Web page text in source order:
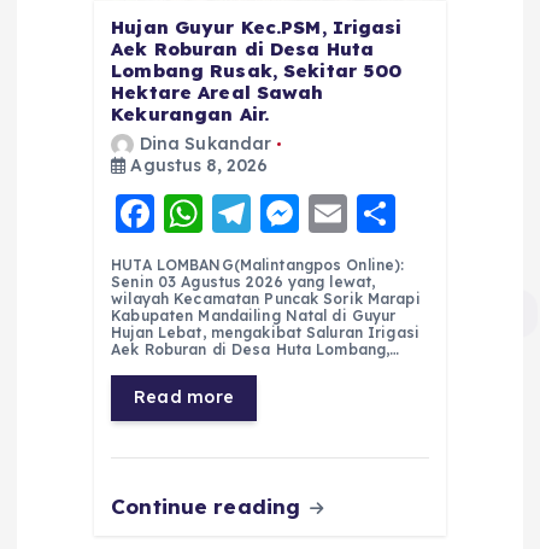
Hujan Guyur Kec.PSM, Irigasi
Aek Roburan di Desa Huta
Lombang Rusak, Sekitar 500
Hektare Areal Sawah
Kekurangan Air.
Dina Sukandar
Agustus 8, 2026
F
a
c
e
b
o
o
W
h
a
ts
A
p
p
T
el
e
g
r
m
M
e
ss
e
n
er
E
m
ai
l
h
a
re
HUTA LOMBANG(Malintangpos Online):
Senin 03 Agustus 2026 yang lewat,
wilayah Kecamatan Puncak Sorik Marapi
Kabupaten Mandailing Natal di Guyur
Hujan Lebat, mengakibat Saluran Irigasi
Aek Roburan di Desa Huta Lombang,…
Read more
Continue reading